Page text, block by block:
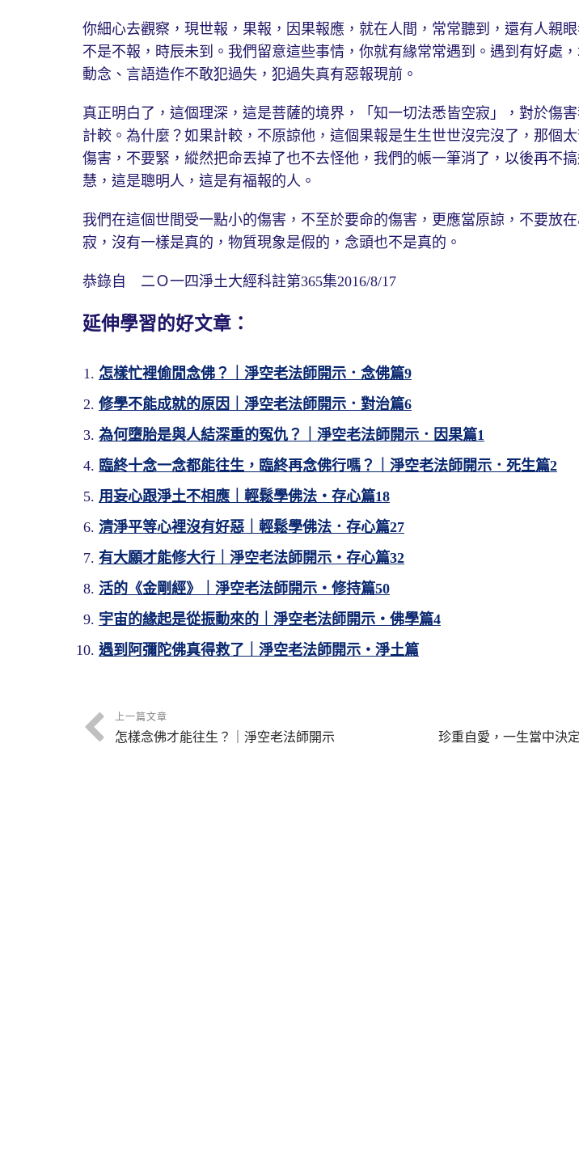
你細心去觀察，現世報，果報，因果報應，就在人間，常常聽到，還有人親
不是不報，時辰未到。我們留意這些事情，你就有緣常常遇到。遇到有好處
動念、言語造作不敢犯過失，犯過失真有惡報現前。
真正明白了，這個理深，這是菩薩的境界，「知一切法悉皆空寂」，對於傷
計較。為什麼？如果計較，不原諒他，這個果報是生生世世沒完沒了，那個
傷害，不要緊，縱然把命丟掉了也不去怪他，我們的帳一筆消了，以後再不
慧，這是聰明人，這是有福報的人。
我們在這個世間受一點小的傷害，不至於要命的傷害，更應當原諒，不要放
寂，沒有一樣是真的，物質現象是假的，念頭也不是真的。
恭錄自 二Ｏ一四淨土大經科註第365集2016/8/17
延伸學習的好文章：
怎樣忙裡偷閒念佛？｜淨空老法師開示．念佛篇9
修學不能成就的原因｜淨空老法師開示．對治篇6
為何墮胎是與人結深重的冤仇？｜淨空老法師開示．因果篇1
臨終十念一念都能往生，臨終再念佛行嗎？｜淨空老法師開示．死生篇2
用妄心跟淨土不相應｜輕鬆學佛法・存心篇18
清淨平等心裡沒有好惡｜輕鬆學佛法．存心篇27
有大願才能修大行｜淨空老法師開示・存心篇32
活的《金剛經》｜淨空老法師開示・修持篇50
宇宙的緣起是從振動來的｜淨空老法師開示・佛學篇4
遇到阿彌陀佛真得救了｜淨空老法師開示・淨土篇
上一篇文章
怎樣念佛才能往生？｜淨空老法師開示
珍重自愛，一生當中決